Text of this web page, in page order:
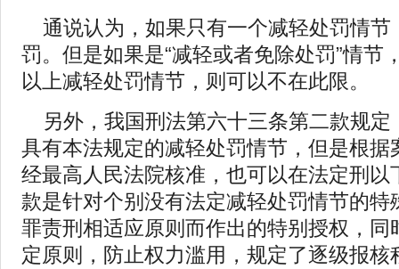
通说认为，如果只有一个减轻处罚情节
罚。但是如果是“减轻或者免除处罚”情节
以上减轻处罚情节，则可以不在此限。
另外，我国刑法第六十三条第二款规
具有本法规定的减轻处罚情节，但是根据
经最高人民法院核准，也可以在法定刑以
款是针对个别没有法定减轻处罚情节的特
罪责刑相适应原则而作出的特别授权，同
定原则，防止权力滥用，规定了逐级报核